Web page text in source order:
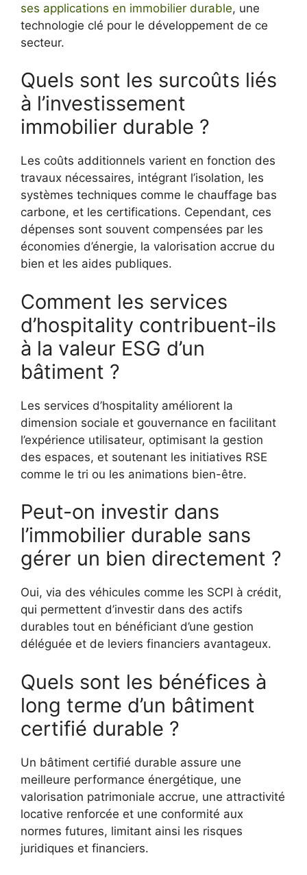
ses applications en immobilier durable, une
technologie clé pour le développement de ce
secteur.
Quels sont les surcoûts liés
à l’investissement
immobilier durable ?
Les coûts additionnels varient en fonction des
travaux nécessaires, intégrant l’isolation, les
systèmes techniques comme le chauffage bas
carbone, et les certifications. Cependant, ces
dépenses sont souvent compensées par les
économies d’énergie, la valorisation accrue du
bien et les aides publiques.
Comment les services
d’hospitality contribuent-ils
à la valeur ESG d’un
bâtiment ?
Les services d’hospitality améliorent la
dimension sociale et gouvernance en facilitant
l’expérience utilisateur, optimisant la gestion
des espaces, et soutenant les initiatives RSE
comme le tri ou les animations bien-être.
Peut-on investir dans
l’immobilier durable sans
gérer un bien directement ?
Oui, via des véhicules comme les SCPI à crédit,
qui permettent d’investir dans des actifs
durables tout en bénéficiant d’une gestion
déléguée et de leviers financiers avantageux.
Quels sont les bénéfices à
long terme d’un bâtiment
certifié durable ?
Un bâtiment certifié durable assure une
meilleure performance énergétique, une
valorisation patrimoniale accrue, une attractivité
locative renforcée et une conformité aux
normes futures, limitant ainsi les risques
juridiques et financiers.